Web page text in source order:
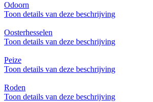
Odoorn
Toon details van deze beschrijving
Oosterhesselen
Toon details van deze beschrijving
Peize
Toon details van deze beschrijving
Roden
Toon details van deze beschrijving